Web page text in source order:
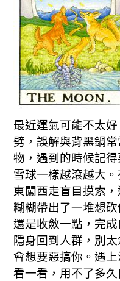
最近運氣可能不太
劈，誤解與背黑鍋
物，遇到的時候記
雪球一樣越滾越大
東闖西走盲目摸索
糊糊帶出了一堆想
還是收斂一點，完
隱身回到人群，別
會想要惡搞你。遇
看一看，用不了多